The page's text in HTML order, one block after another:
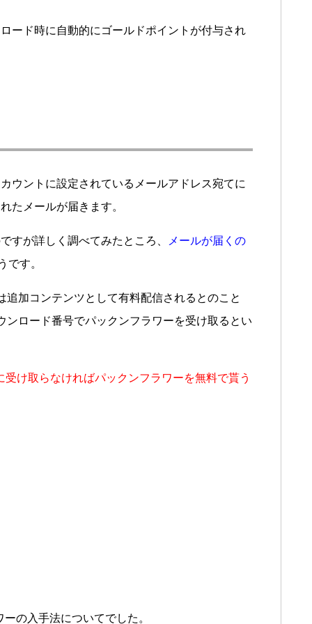
ード時に自動的にゴールドポイントが付与され
ウントに設定されているメールアドレス宛てに
たメールが届きます。
すが詳しく調べてみたところ、
メールが届くの
です。
加コンテンツとして有料配信されるとのこと
ロード番号でパックンフラワーを受け取るとい
け取らなければパックンフラワーを無料で貰う
の入手法についてでした。